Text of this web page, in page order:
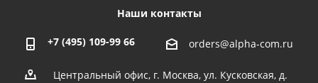
Наши контакты
+7 (495) 109-99 66 orders@alpha-com.ru
Центральный офис, г. Москва, ул. Кусковская, д.